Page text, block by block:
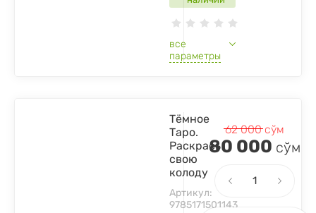
все
параметры
Тёмное
Таро.
Раскрась
свою
колоду
Артикул:
9785171501143
62 000сўм
80 000 сўм